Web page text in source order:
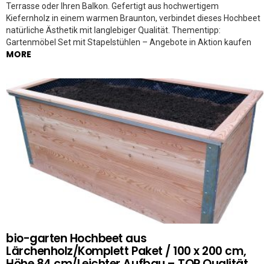
Terrasse oder Ihren Balkon. Gefertigt aus hochwertigem
Kiefernholz in einem warmen Braunton, verbindet dieses Hochbeet
natürliche Ästhetik mit langlebiger Qualität. Thementipp:
Gartenmöbel Set mit Stapelstühlen – Angebote in Aktion kaufen
MORE
bio-garten Hochbeet aus
Lärchenholz/Komplett Paket / 100 x 200 cm,